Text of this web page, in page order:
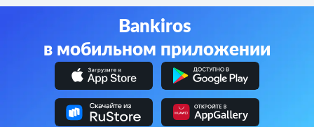
Bankiros
в мобильном приложении